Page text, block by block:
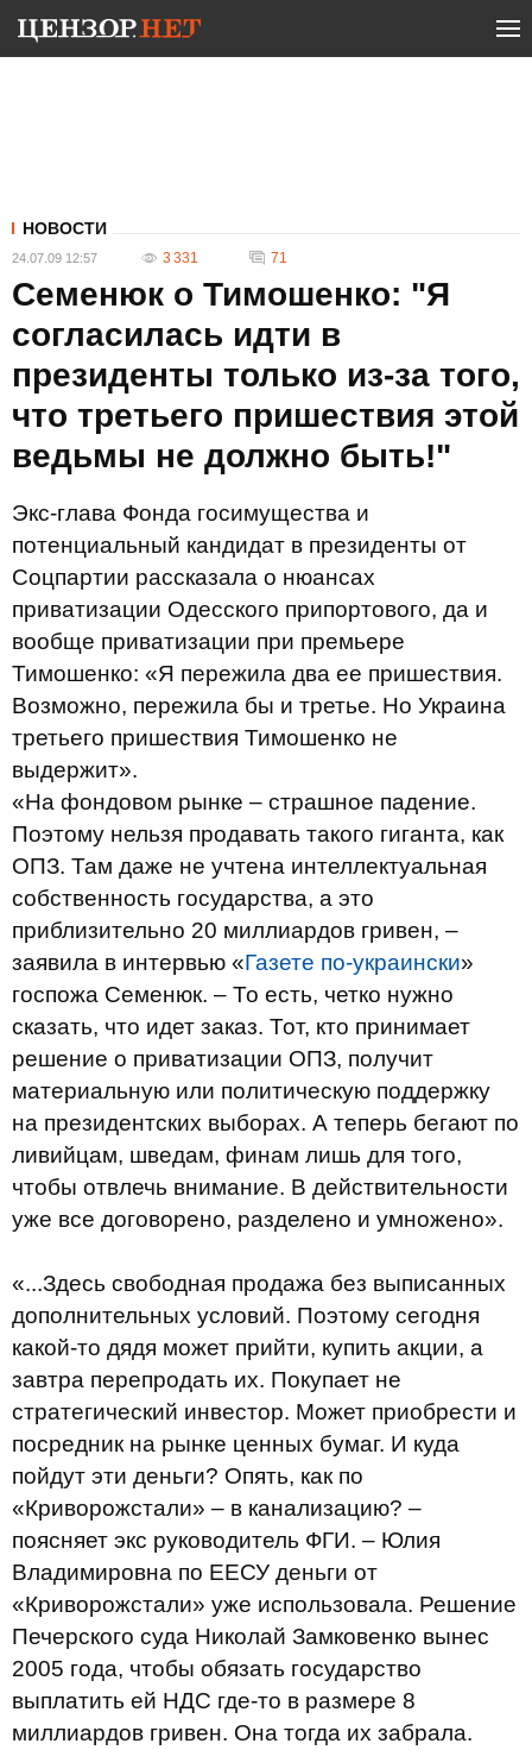
НОВОСТИ
24.07.09 12:57 3 331 71
Семенюк о Тимошенко: "Я
согласилась идти в
президенты только из-за того,
что третьего пришествия этой
ведьмы не должно быть!"
Экс-глава Фонда госимущества и
потенциальный кандидат в президенты от
Соцпартии рассказала о нюансах
приватизации Одесского припортового, да и
вообще приватизации при премьере
Тимошенко: «Я пережила два ее пришествия.
Возможно, пережила бы и третье. Но Украина
третьего пришествия Тимошенко не
выдержит».
«На фондовом рынке – страшное падение.
Поэтому нельзя продавать такого гиганта, как
ОПЗ. Там даже не учтена интеллектуальная
собственность государства, а это
приблизительно 20 миллиардов гривен, –
заявила в интервью «Газете по-украински»
госпожа Семенюк. – То есть, четко нужно
сказать, что идет заказ. Тот, кто принимает
решение о приватизации ОПЗ, получит
материальную или политическую поддержку
на президентских выборах. А теперь бегают по
ливийцам, шведам, финам лишь для того,
чтобы отвлечь внимание. В действительности
уже все договорено, разделено и умножено».
«...Здесь свободная продажа без выписанных
дополнительных условий. Поэтому сегодня
какой-то дядя может прийти, купить акции, а
завтра перепродать их. Покупает не
стратегический инвестор. Может приобрести и
посредник на рынке ценных бумаг. И куда
пойдут эти деньги? Опять, как по
«Криворожстали» – в канализацию? –
поясняет экс руководитель ФГИ. – Юлия
Владимировна по ЕЕСУ деньги от
«Криворожстали» уже использовала. Решение
Печерского суда Николай Замковенко вынес
2005 года, чтобы обязать государство
выплатить ей НДС где-то в размере 8
миллиардов гривен. Она тогда их забрала.